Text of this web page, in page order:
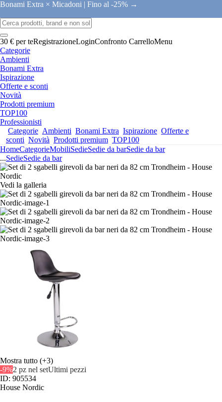
Bonami Extra × Micadoni | Fino al -25% →
30 € per teRegistrazioneLoginConfronto CarrelloMenu
Categorie
Ambienti
Bonami Extra
Ispirazione
Offerte e sconti
Novità
Prodotti premium
TOP100
Professionisti
Categorie Ambienti Bonami Extra Ispirazione Offerte e
sconti Novità Prodotti premium TOP100
HomeCategorieMobiliSedieSedie da barSedie da bar
...SedieSedie da bar
Vedi la galleria
Mostra tutto (+3)
-9%2 pz nel setUltimi pezzi
ID: 905534
House Nordic